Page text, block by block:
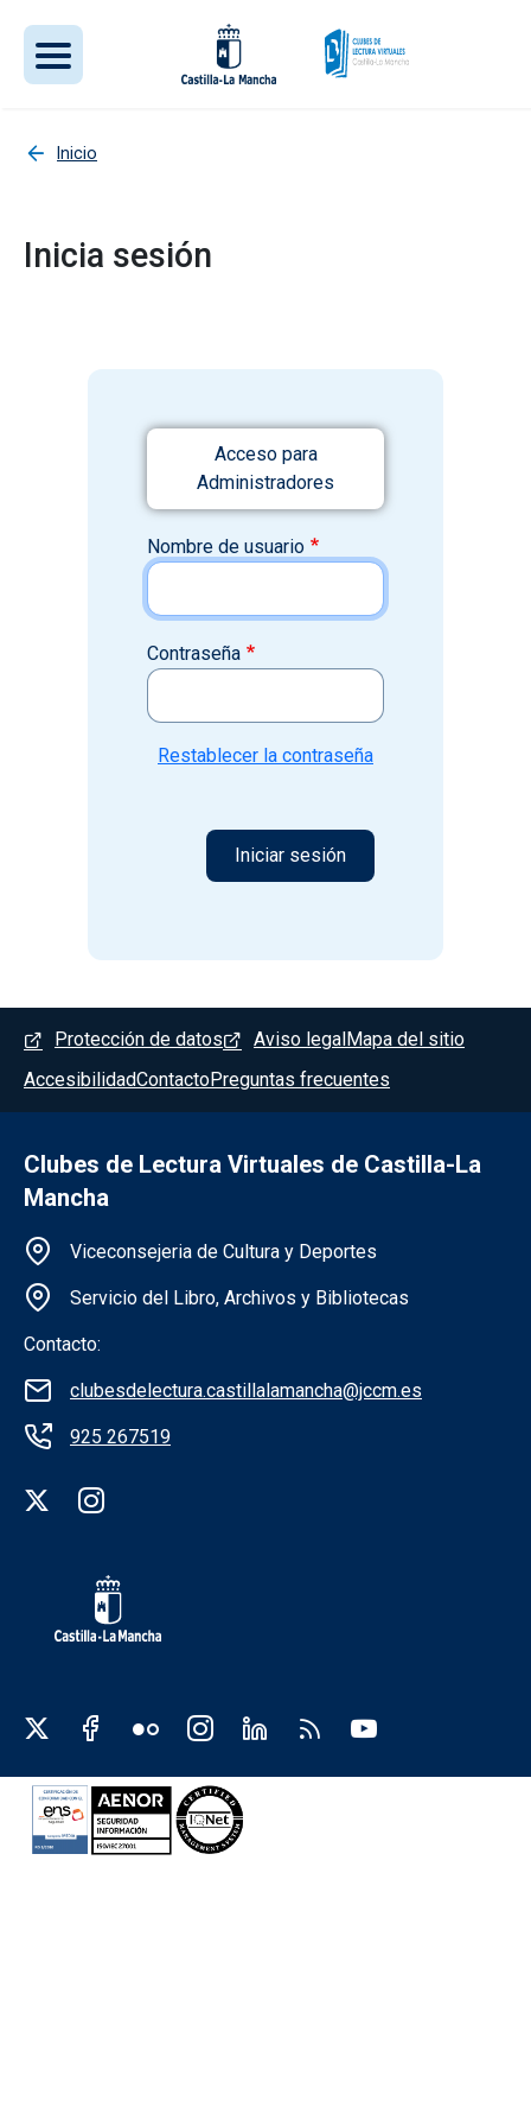
Inicio
Inicia sesión
Acceso para
Administradores
Nombre de usuario
Contraseña
Restablecer la contraseña
Menú del pie
Protección de datos Aviso legal Mapa del sitio
AccesibilidadContactoPreguntas frecuentes
Clubes de Lectura Virtuales de Castilla-La
Mancha
Información de la institución
Viceconsejeria de Cultura y Deportes
Servicio del Libro, Archivos y Bibliotecas
Contacto:
clubesdelectura.castillalamancha@jccm.es
925 267519
Redes sociales institución
Redes sociales JCCM